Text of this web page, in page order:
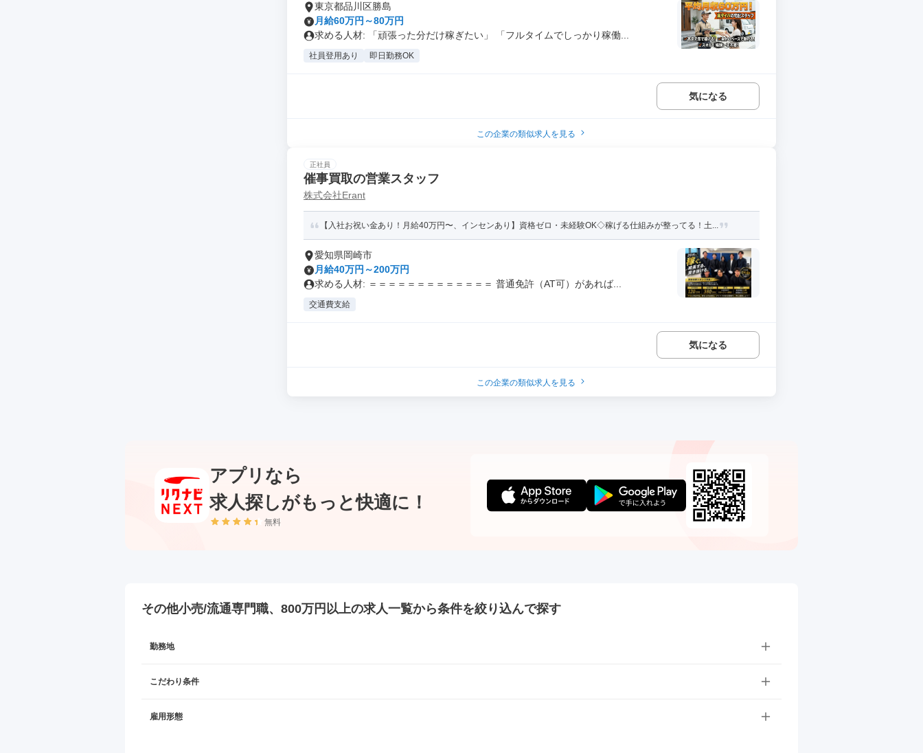
東京都品川区勝島
月給60万円～80万円
求める人材: 「頑張った分だけ稼ぎたい」 「フルタイムでしっかり稼働...
社員登用あり 即日勤務OK
気になる
この企業の類似求人を見る
正社員
催事買取の営業スタッフ
株式会社Erant
【入社お祝い金あり！月給40万円〜、インセンあり】資格ゼロ・未経験OK◇稼げる仕組みが整ってる！土...
愛知県岡崎市
月給40万円～200万円
求める人材: ＝＝＝＝＝＝＝＝＝＝＝＝＝ 普通免許（AT可）があれば...
交通費支給
気になる
この企業の類似求人を見る
アプリなら
求人探しがもっと快適に！
無料
その他小売/流通専門職、800万円以上の求人一覧から条件を絞り込んで探す
勤務地
こだわり条件
雇用形態